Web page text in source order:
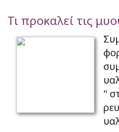
Τι προκαλεί τις
"